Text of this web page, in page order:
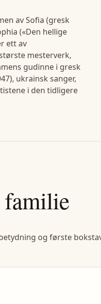
av Sofia (gresk
(«Den hellige
ett av
mesterverk,
gudinne i gresk
ukrainsk sanger,
i den tidligere
familie
og første